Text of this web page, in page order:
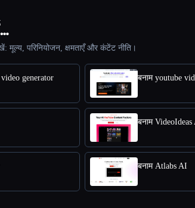
परिनियोजन, क्षमताएँ और कंटेंट नीति।
generator बनाम youtube
बनाम VideoIdeas
बनाम Atlabs AI